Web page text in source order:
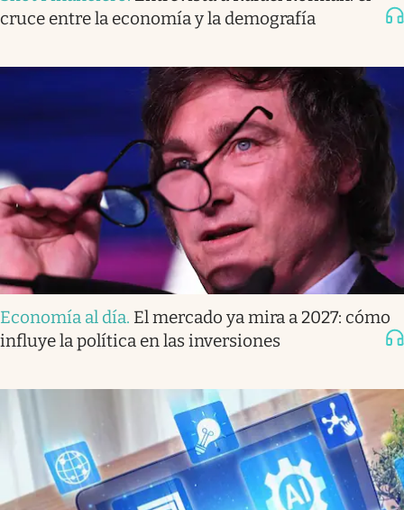
cruce entre la economía y la demografía
Economía al día. El mercado ya mira a 2027: cómo
influye la política en las inversiones